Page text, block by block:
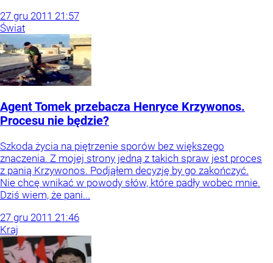
27 gru 2011 21:57
Świat
Agent Tomek przebacza Henryce Krzywonos.
Procesu nie będzie?
Szkoda życia na piętrzenie sporów bez większego
znaczenia. Z mojej strony jedną z takich spraw jest proces
z panią Krzywonos. Podjąłem decyzję by go zakończyć.
Nie chcę wnikać w powody słów, które padły wobec mnie.
Dziś wiem, że pani...
27 gru 2011 21:46
Kraj